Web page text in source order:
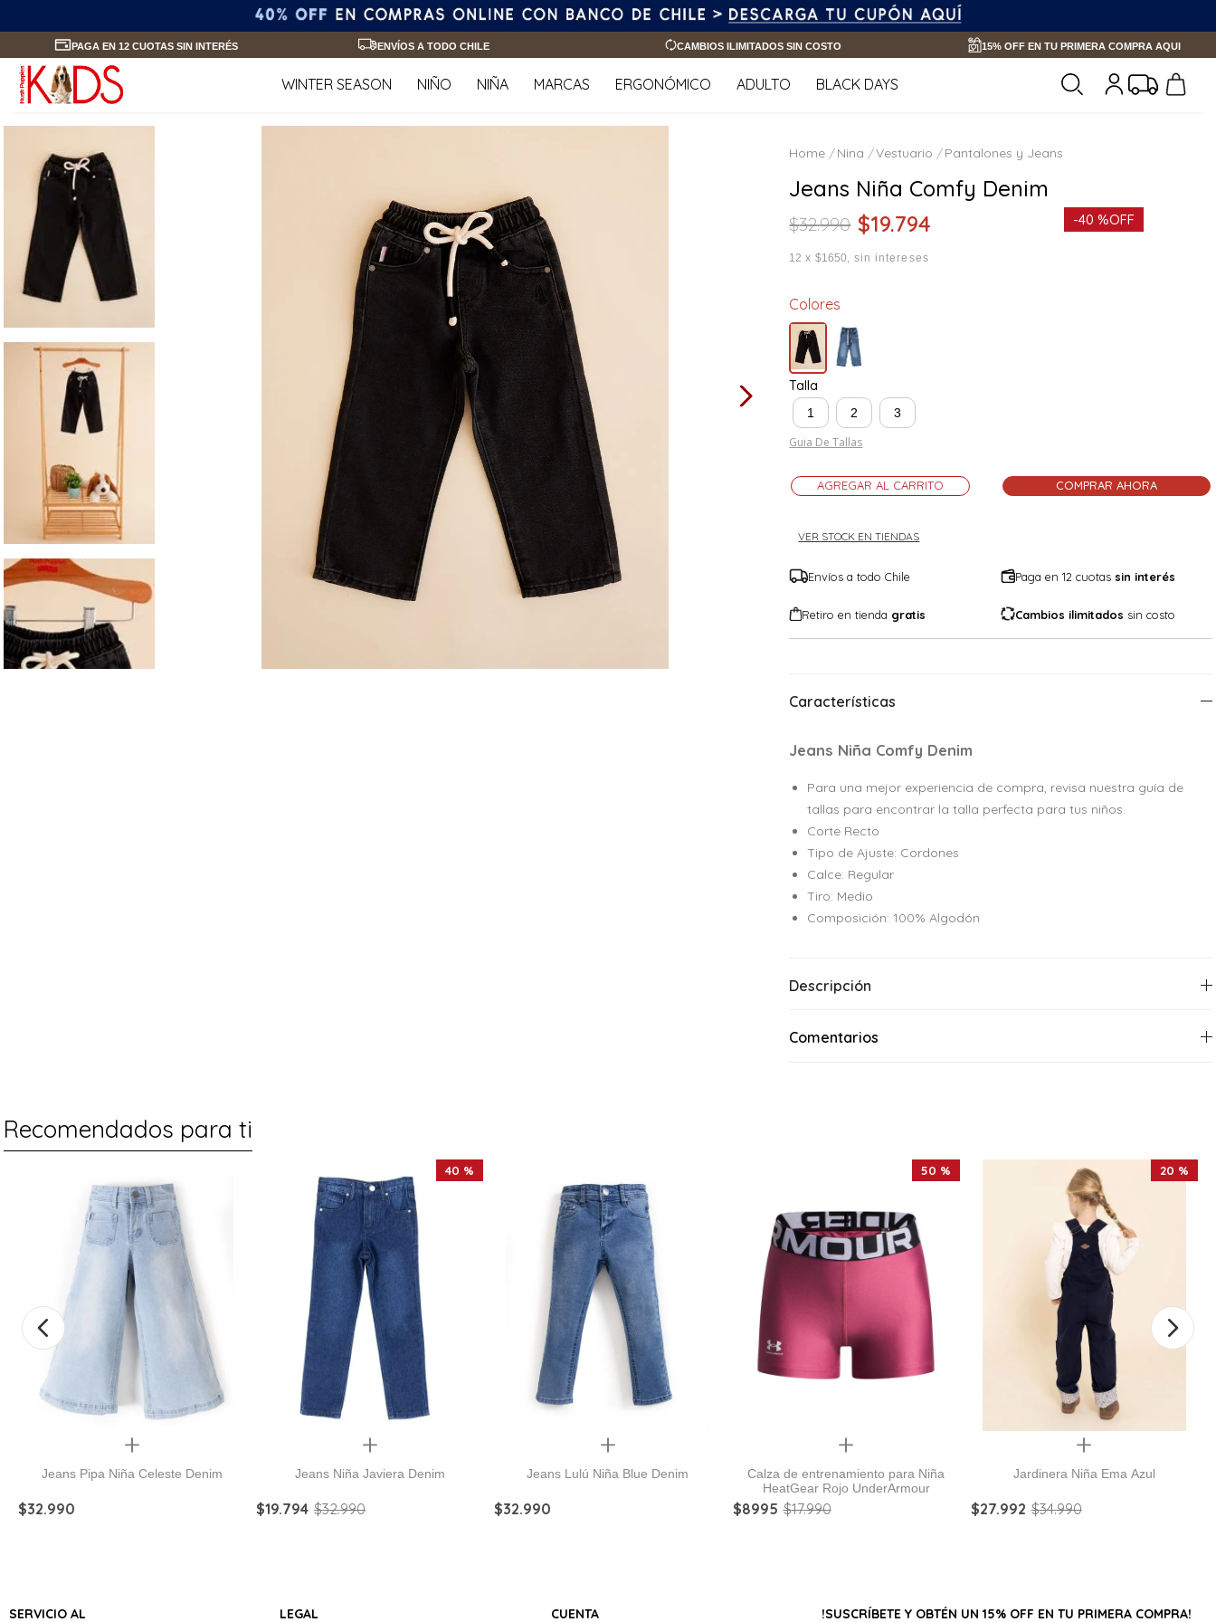
PAGA EN 12 CUOTAS SIN INTERÉS ENVÍOS A TODO CHILE CAMBIOS ILIMITADOS SIN COSTO 15% OFF EN TU PRIMERA COMPRA AQUI
WINTER SEASON NIÑO NIÑA MARCAS ERGONÓMICO ADULTO BLACK DAYS
Nina Vestuario Pantalones y Jeans
Jeans Niña Comfy Denim
$32.990 $19.794
12 x $1650 sin intereses
-40 %OFF
Colores
Talla
1 2 3
Guia De Tallas
AGREGAR AL CARRITO COMPRAR AHORA
VER STOCK EN TIENDAS
Envíos a todo Chile Paga en 12 cuotassin interés
Retiro en tienda gratis Cambios ilimitados sin costo
Características
Jeans Niña Comfy Denim
Para una mejor experiencia de compra, revisa nuestra guía de
tallas para encontrar la talla perfecta para tus niños.
Corte Recto
Tipo de Ajuste: Cordones
Calce: Regular
Tiro: Medio
Composición: 100% Algodón
Descripción
Comentarios
Recomendados para ti
Quickview
Jeans Pipa Niña Celeste Denim
$32.990
40 %
Quickview
Jeans Niña Javiera Denim
$19.794 $32.990
Quickview
Jeans Lulú Niña Blue Denim
$32.990
50 %
Quickview
Calza de entrenamiento para Niña
HeatGear Rojo UnderArmour
$8995 $17.990
20 %
Quickview
Jardinera Niña Ema Azul
$27.992 $34.990
SERVICIO AL LEGAL CUENTA !SUSCRÍBETE Y OBTÉN UN 15% OFF EN TU PRIMERA COMPRA!